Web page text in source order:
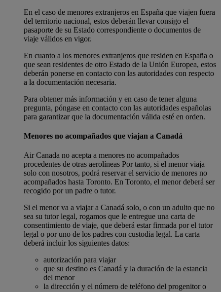
En el caso de menores extranjeros en España que viajen fuera
del territorio nacional, estos deberán llevar consigo el
pasaporte de su Estado correspondiente o documentos de
viaje válidos en vigor.
En cuanto a los menores extranjeros que residen en España o
que sean residentes de otro Estado de la Unión Europea, estos
deberán ponerse en contacto con las autoridades con respecto
a la documentación necesaria.
Para obtener más información y en caso de tener alguna
pregunta, póngase en contacto con las autoridades españolas
para garantizar que la documentación válida esté en orden.
Menores no acompañados que viajan a Canadá
Air Canada no acepta a menores no acompañados
procedentes de otras aerolíneas Por tanto, si el menor viaja
solo con nosotros, podrá reservar el servicio de menores no
acompañados hasta Toronto. En Toronto, el menor deberá ser
recogido por un padre o tutor.
Si el menor va a viajar a Canadá solo, o con un adulto que no
sea su tutor legal, rogamos que le entregue una carta de
consentimiento de viaje, que deberá estar firmada por el tutor
legal o por uno de los padres con custodia legal. La carta
deberá incluir los siguientes datos:
autorización para viajar
que su destino es Canadá y la duración de la estancia
del menor
la dirección y el número de teléfono del progenitor o